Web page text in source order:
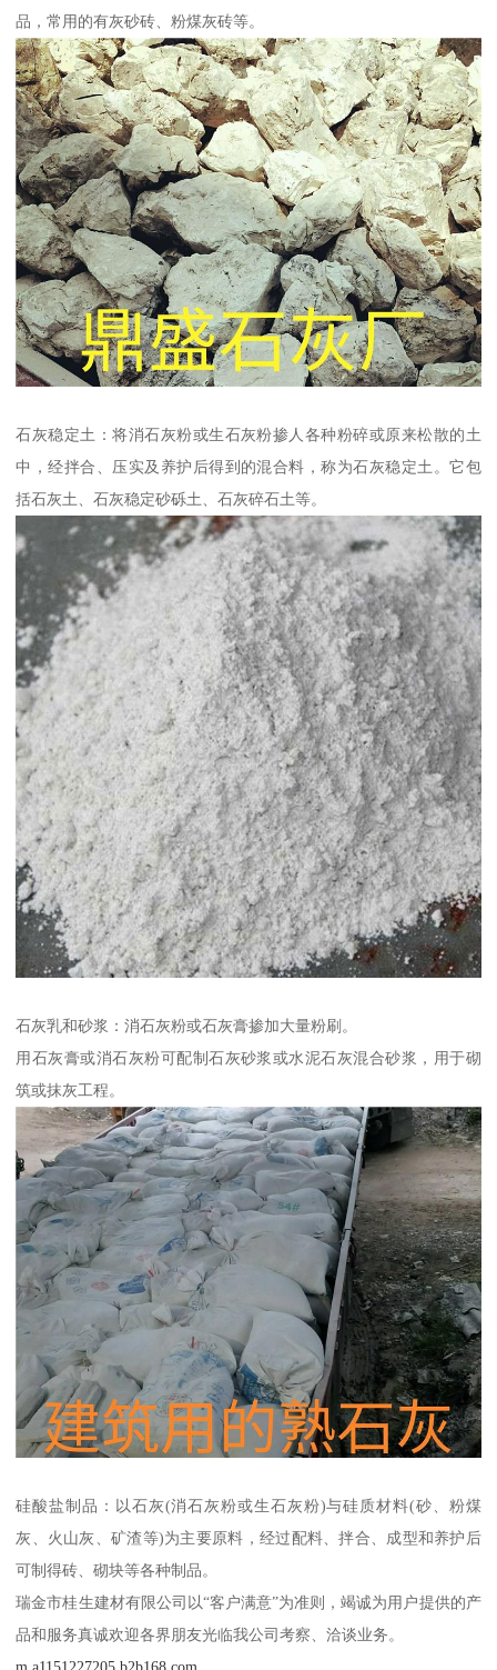
品，常用的有灰砂砖、粉煤灰砖等。
石灰稳定土：将消石灰粉或生石灰粉掺人各种粉碎或原来松散的土
中，经拌合、压实及养护后得到的混合料，称为石灰稳定土。它包
括石灰土、石灰稳定砂砾土、石灰碎石土等。
石灰乳和砂浆：消石灰粉或石灰膏掺加大量粉刷。
用石灰膏或消石灰粉可配制石灰砂浆或水泥石灰混合砂浆，用于砌
筑或抹灰工程。
硅酸盐制品：以石灰(消石灰粉或生石灰粉)与硅质材料(砂、粉煤
灰、火山灰、矿渣等)为主要原料，经过配料、拌合、成型和养护后
可制得砖、砌块等各种制品。
瑞金市桂生建材有限公司以“客户满意”为准则，竭诚为用户提供的产
品和服务真诚欢迎各界朋友光临我公司考察、洽谈业务。
m.a1151227205.b2b168.com